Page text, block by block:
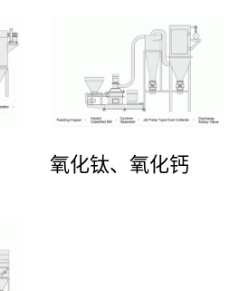
氧化钛、氧化钙